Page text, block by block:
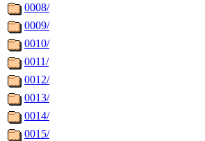
0008/
0009/
0010/
0011/
0012/
0013/
0014/
0015/